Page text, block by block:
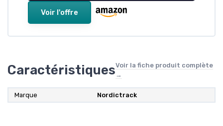
Voir l'offre
CaractéristiquesVoir la fiche produit complète
→
Marque ‎Nordictrack